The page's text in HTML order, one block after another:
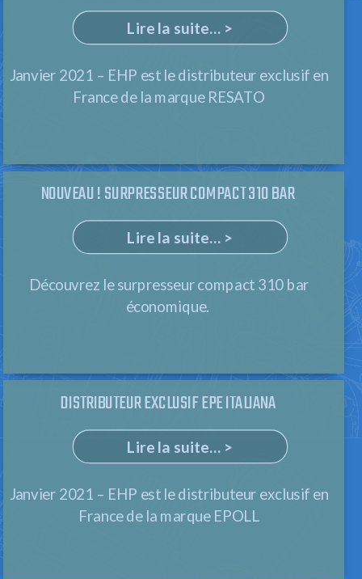
Lire la suite... >
Janvier 2021 – EHP est le distributeur exclusif en
France de la marque RESATO
NOUVEAU ! SURPRESSEUR COMPACT 310 BAR
Lire la suite... >
Découvrez le surpresseur compact 310 bar
économique.
DISTRIBUTEUR EXCLUSIF EPE ITALIANA
Lire la suite... >
Janvier 2021 – EHP est le distributeur exclusif en
France de la marque EPOLL